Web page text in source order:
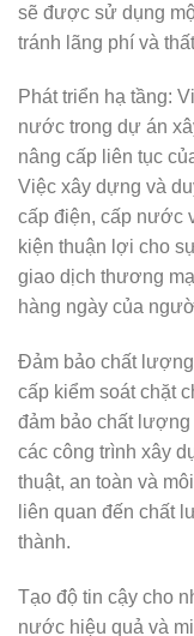
sẽ được sử dụng
tránh lãng phí và
Phát triển hạ tầng:
nước trong dự án
nâng cấp liên tục
Việc xây dựng và
cấp điện, cấp nước
kiện thuận lợi cho
giao dịch thương
hàng ngày của
Đảm bảo chất
cấp kiểm soát chặt
đảm bảo chất
các công trình xây
thuật, an toàn và
liên quan đến chất
thành.
Tạo độ tin cậy cho
nước hiệu quả và